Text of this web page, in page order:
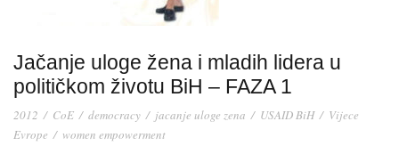
Jačanje uloge žena i mladih lidera u
političkom životu BiH – FAZA 1
2012 / CoE / democracy / jacanje uloge zena / USAID BiH / Vijece
Evrope / women empowerment